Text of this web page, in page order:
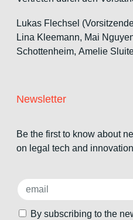
Lukas Flechsel
Lina Kleemann, Mai
Schottenheim, Amelie
Newsletter
Be the first to know about
on legal tech and
By subscribing to the